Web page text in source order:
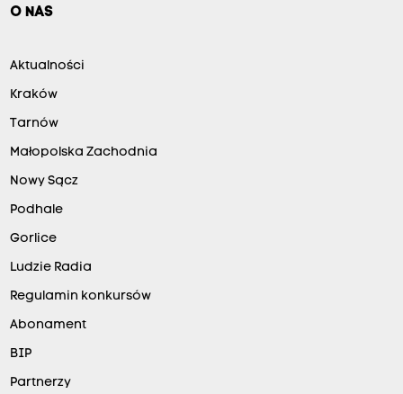
O NAS
Aktualności
Kraków
Tarnów
Małopolska Zachodnia
Nowy Sącz
Podhale
Gorlice
Ludzie Radia
Regulamin konkursów
Abonament
BIP
Partnerzy